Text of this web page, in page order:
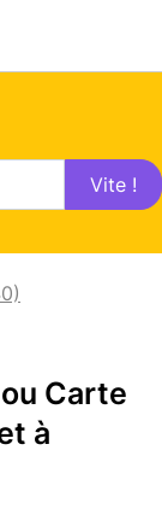
Vite !
Carte
à